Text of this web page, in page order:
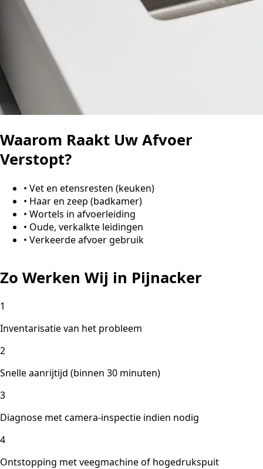
Waarom Raakt Uw Afvoer
Verstopt?
• Vet en etensresten (keuken)
• Haar en zeep (badkamer)
• Wortels in afvoerleiding
• Oude, verkalkte leidingen
• Verkeerde afvoer gebruik
Zo Werken Wij in Pijnacker
1
Inventarisatie van het probleem
2
Snelle aanrijtijd (binnen 30 minuten)
3
Diagnose met camera-inspectie indien nodig
4
Ontstopping met veegmachine of hogedrukspuit